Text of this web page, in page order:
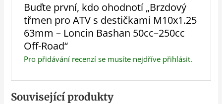
Buďte první, kdo ohodnotí „Brzdový
třmen pro ATV s destičkami M10x1.25
63mm – Loncin Bashan 50cc–250cc
Off-Road“
Pro přidávání recenzí se musíte nejdříve přihlásit.
Související produkty